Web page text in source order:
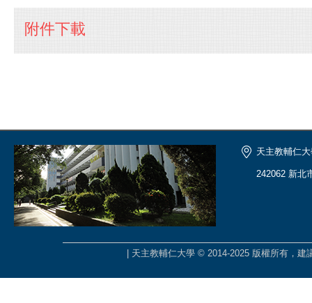
附件下載
天主教輔仁
242062 新北
| 天主教輔仁大學 © 2014-2025 版權所有，